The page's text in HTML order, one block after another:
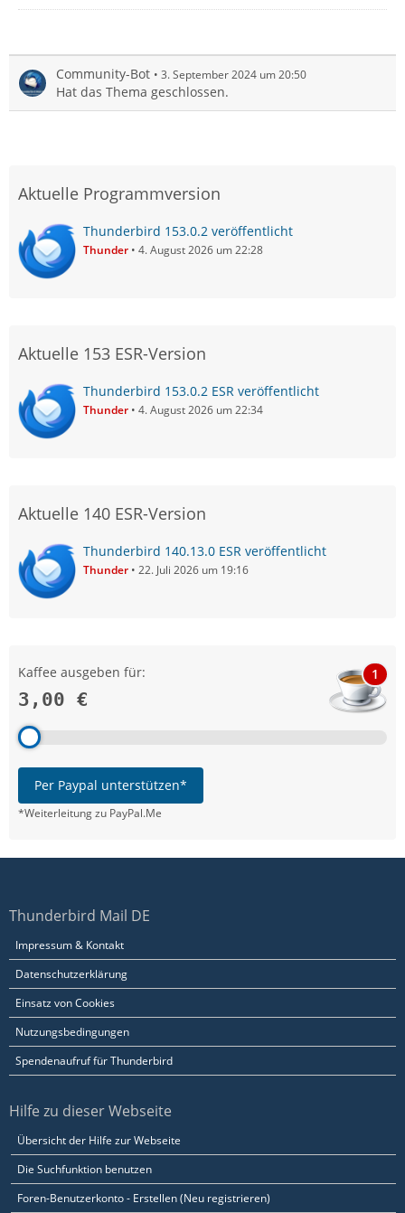
Community-Bot 3. September 2024 um 20:50
Hat das Thema geschlossen.
Aktuelle Programmversion
Thunderbird 153.0.2 veröffentlicht
Thunder 4. August 2026 um 22:28
Aktuelle 153 ESR-Version
Thunderbird 153.0.2 ESR veröffentlicht
Thunder 4. August 2026 um 22:34
Aktuelle 140 ESR-Version
Thunderbird 140.13.0 ESR veröffentlicht
Thunder 22. Juli 2026 um 19:16
Kaffee ausgeben für:
3,00 €
1
Per Paypal unterstützen*
*Weiterleitung zu PayPal.Me
Thunderbird Mail DE
Impressum & Kontakt
Datenschutzerklärung
Einsatz von Cookies
Nutzungsbedingungen
Spendenaufruf für Thunderbird
Hilfe zu dieser Webseite
Übersicht der Hilfe zur Webseite
Die Suchfunktion benutzen
Foren-Benutzerkonto - Erstellen (Neu registrieren)